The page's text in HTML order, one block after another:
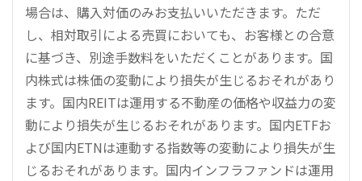
場合は、購入対価のみお支払いいただきます。ただ
し、相対取引による売買においても、お客様との合意
に基づき、別途手数料をいただくことがあります。国
内株式は株価の変動により損失が生じるおそれがあり
ます。国内REITは運用する不動産の価格や収益力の変
動により損失が生じるおそれがあります。国内ETFお
よび国内ETNは連動する指数等の変動により損失が生
じるおそれがあります。国内インフラファンドは運用